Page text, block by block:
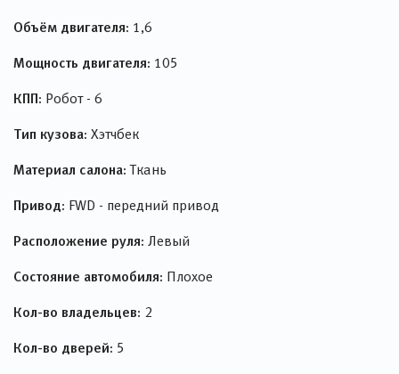
Объём двигателя: 1,6
Мощность двигателя: 105
КПП: Робот - 6
Тип кузова: Хэтчбек
Материал салона: Ткань
Привод: FWD - передний привод
Расположение руля: Левый
Состояние автомобиля: Плохое
Кол-во владельцев: 2
Кол-во дверей: 5